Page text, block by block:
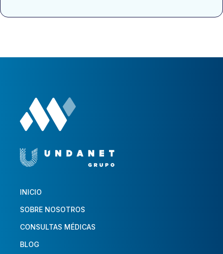
INICIO
SOBRE NOSOTROS
CONSULTAS MÉDICAS
BLOG